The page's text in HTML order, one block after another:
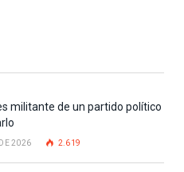
militante de un partido político
2026 2.619